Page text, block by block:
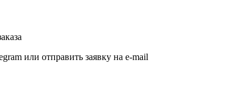
или отправить заявку на e-mail